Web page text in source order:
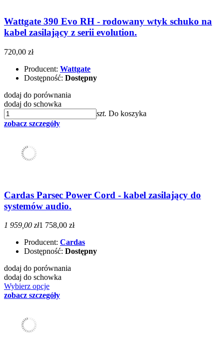
Wattgate 390 Evo RH - rodowany wtyk schuko na
kabel zasilający z serii evolution.
720,00 zł
Producent: Wattgate
Dostępność: Dostępny
dodaj do porównania
dodaj do schowka
szt. Do koszyka
zobacz szczegóły
Cardas Parsec Power Cord - kabel zasilający do
systemów audio.
1 959,00 zł1 758,00 zł
Producent: Cardas
Dostępność: Dostępny
dodaj do porównania
dodaj do schowka
Wybierz opcje
zobacz szczegóły